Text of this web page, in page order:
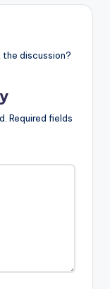
the discussion?
Required fields